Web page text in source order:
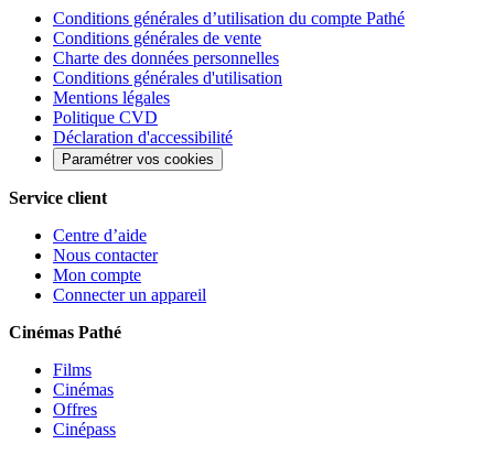
Conditions générales d’utilisation du compte Pathé
Conditions générales de vente
Charte des données personnelles
Conditions générales d'utilisation
Mentions légales
Politique CVD
Déclaration d'accessibilité
Paramétrer vos cookies
Service client
Centre d’aide
Nous contacter
Mon compte
Connecter un appareil
Cinémas Pathé
Films
Cinémas
Offres
Cinépass